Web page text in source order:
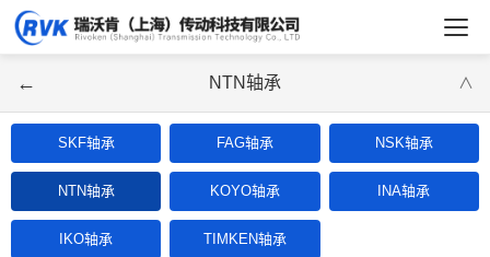
← NTN轴承 ∨
SKF轴承 FAG轴承 NSK轴承
NTN轴承 KOYO轴承 INA轴承
IKO轴承 TIMKEN轴承